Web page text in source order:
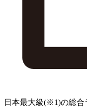
日本最大級(※1)の総合